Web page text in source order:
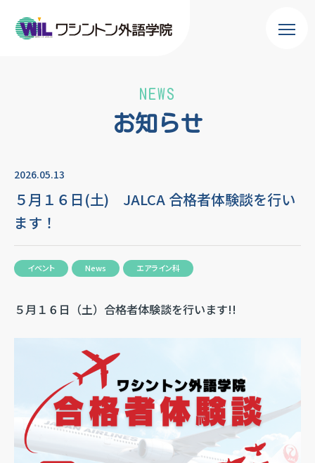
お知らせ
NEWS
2026.05.13
５月１６日(土) JALCA 合格者体験談を行い
ます！
イベント News エアライン科
５月１６日（土）合格者体験談を行います!!